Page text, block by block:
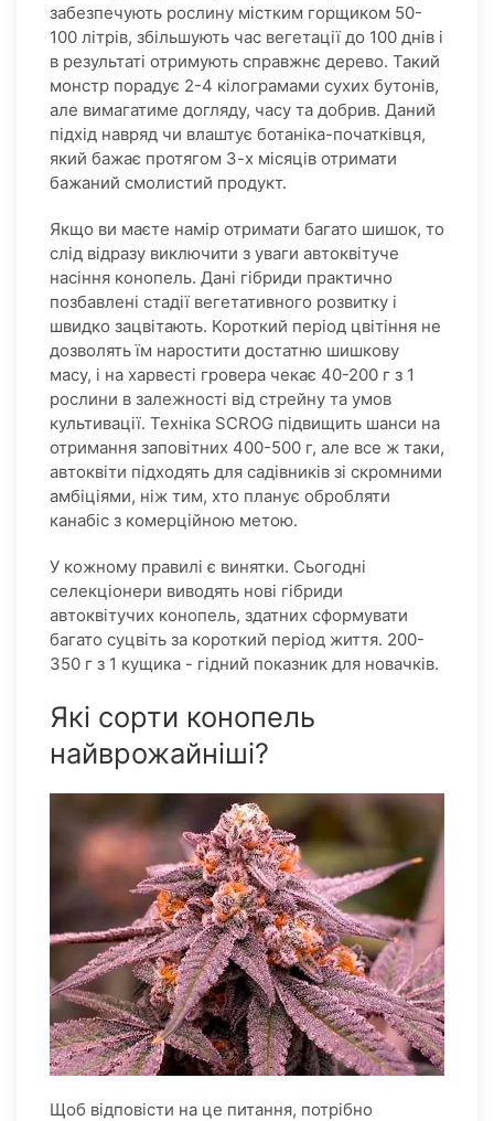
забезпечують рослину містким горщиком 50-
100 літрів, збільшують час вегетації до 100 днів і
в результаті отримують справжнє дерево. Такий
монстр порадує 2-4 кілограмами сухих бутонів,
але вимагатиме догляду, часу та добрив. Даний
підхід навряд чи влаштує ботаніка-початківця,
який бажає протягом 3-х місяців отримати
бажаний смолистий продукт.
Якщо ви маєте намір отримати багато шишок, то
слід відразу виключити з уваги автоквітуче
насіння конопель. Дані гібриди практично
позбавлені стадії вегетативного розвитку і
швидко зацвітають. Короткий період цвітіння не
дозволять їм наростити достатню шишкову
масу, і на харвесті гровера чекає 40-200 г з 1
рослини в залежності від стрейну та умов
культивації. Техніка SCROG підвищить шанси на
отримання заповітних 400-500 г, але все ж таки,
автоквіти підходять для садівників зі скромними
амбіціями, ніж тим, хто планує обробляти
канабіс з комерційною метою.
У кожному правилі є винятки. Сьогодні
селекціонери виводять нові гібриди
автоквітучих конопель, здатних сформувати
багато суцвіть за короткий період життя. 200-
350 г з 1 кущика - гідний показник для новачків.
Які сорти конопель
найврожайніші?
Щоб відповісти на це питання, потрібно